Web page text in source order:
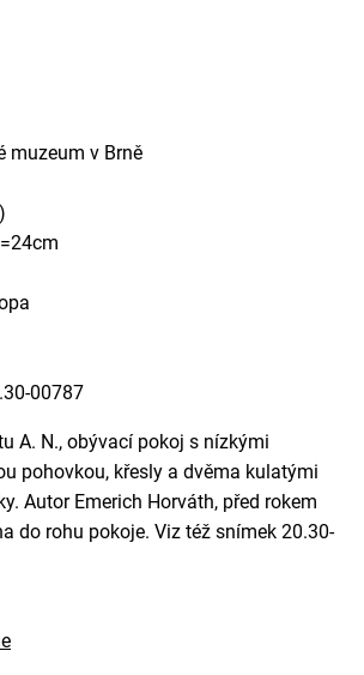
muzeum v Brně
00787
A. N., obývací pokoj s nízkými
pohovkou, křesly a dvěma kulatými
Autor Emerich Horváth, před rokem
do rohu pokoje. Viz též snímek 20.30-